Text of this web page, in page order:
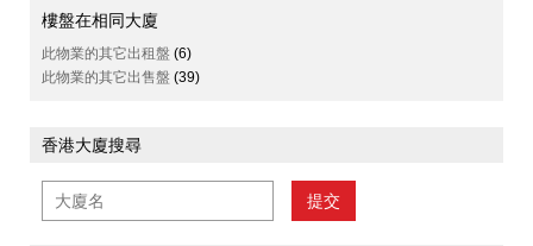
樓盤在相同大廈
此物業的其它出租盤 (6)
此物業的其它出售盤 (39)
香港大廈搜尋
提交